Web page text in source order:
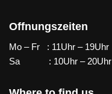
Offnungszeiten
Mo – Fr : 11Uhr – 19Uhr
Sa : 10Uhr – 20Uhr